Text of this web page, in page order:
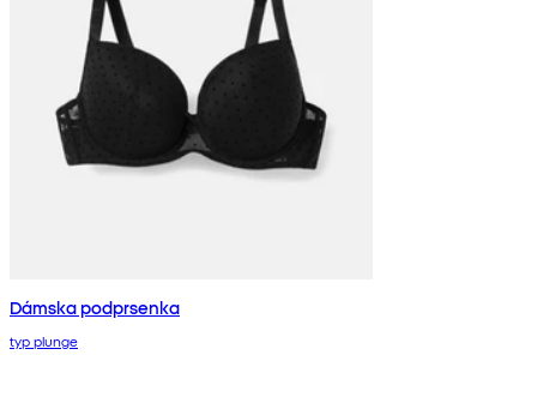
Dámska podprsenka
typ plunge